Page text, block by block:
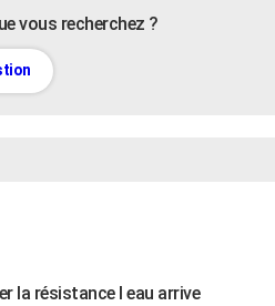
vous recherchez ?
la résistance l eau arrive